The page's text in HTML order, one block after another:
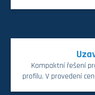
Kompaktní řešení
profilu. V provedení